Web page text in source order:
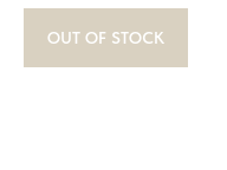
OUT OF STOCK